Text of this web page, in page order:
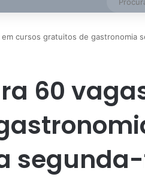
em cursos gratuitos de gastronomia
60